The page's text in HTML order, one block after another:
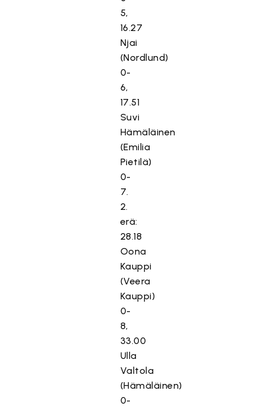
5,
16.27
Njai
(Nordlund)
0-
6,
17.51
Suvi
Hämäläinen
(Emilia
Pietilä)
0-
7.
2.
erä:
28.18
Oona
Kauppi
(Veera
Kauppi)
0-
8,
33.00
Ulla
Valtola
(Hämäläinen)
0-